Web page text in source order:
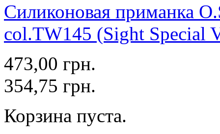
Силиконовая приманка
col.TW145 (Sight Special
473,00 грн.
354,75 грн.
Корзина пуста.